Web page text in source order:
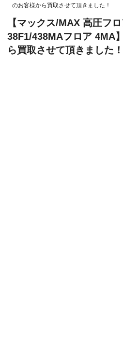
のお客様から買取させて頂きました！
【マックス/MAX 高圧フ
38F1/438MAフロア 4MA
ら買取させて頂きました！